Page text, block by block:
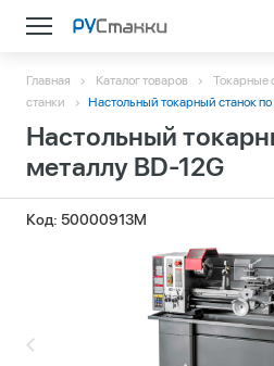
Каталог
О компании
Информация
Подбор
Главная Каталог товаров Токарные
станки
Настольный токарный станок
Настольный
металлу BD-12G
Код: 50000913M